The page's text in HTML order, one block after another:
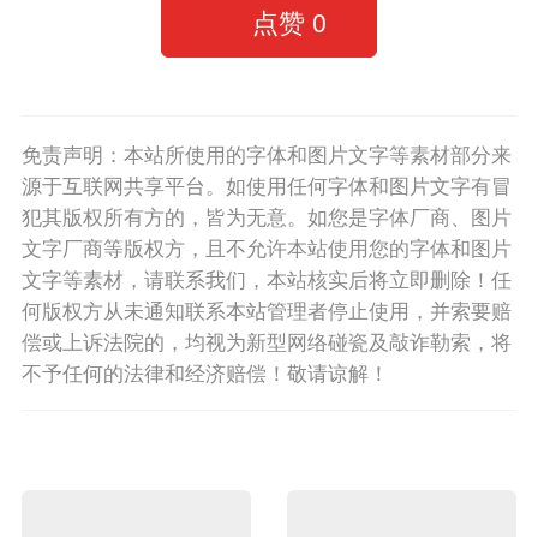
点赞 0
免责声明：本站所使用的字体和图片文字等素材部分来
源于互联网共享平台。如使用任何字体和图片文字有冒
犯其版权所有方的，皆为无意。如您是字体厂商、图片
文字厂商等版权方，且不允许本站使用您的字体和图片
文字等素材，请联系我们，本站核实后将立即删除！任
何版权方从未通知联系本站管理者停止使用，并索要赔
偿或上诉法院的，均视为新型网络碰瓷及敲诈勒索，将
不予任何的法律和经济赔偿！敬请谅解！